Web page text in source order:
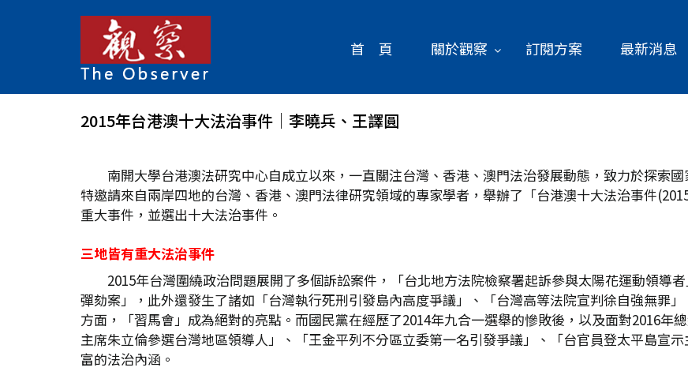
首 頁 關於觀察 訂閱方案 最新消息
2015年台港澳十大法治事件│李曉兵、王譯圓
南開大學台港澳法研究中心自成立以來，一直關注台灣、香港、澳門法治發展動態，致力於探索
特邀請來自兩岸四地的台灣、香港、澳門法律研究領域的專家學者，舉辦了「台港澳十大法治事件
重大事件，並選出十大法治事件。
三地皆有重大法治事件
2015年台灣圍繞政治問題展開了多個訴訟案件，「台北地方法院檢察署起訴參與太陽花運動領導
彈劾案」，此外還發生了諸如「台灣執行死刑引發島內高度爭議」、「台灣高等法院宣判徐自強無罪
方面，「習馬會」成為絕對的亮點。而國民黨在經歷了2014年九合一選舉的慘敗後，以及面對2016年
主席朱立倫參選台灣地區領導人」、「王金平列不分區立委第一名引發爭議」、「台官員登太平島宣
富的法治內涵。